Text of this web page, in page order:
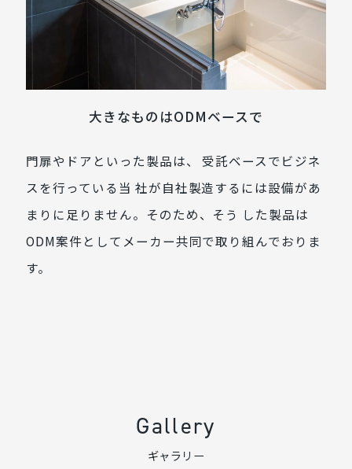
大きなものはODMベースで
門扉やドアといった製品は、 受託ベースでビジネ
スを行っている当 社が自社製造するには設備があ
まりに足りません。そのため、そう した製品は
ODM案件としてメーカー共同で取り組んでおりま
す。
Gallery
ギャラリー